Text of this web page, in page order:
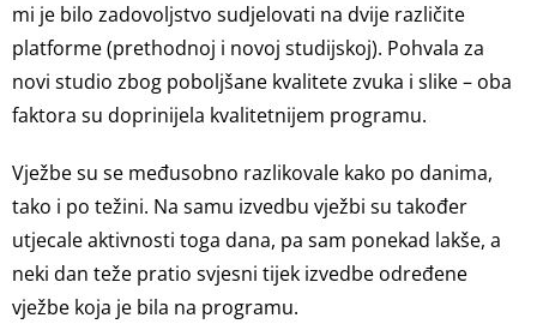
mi je bilo zadovoljstvo sudjelovati na dvije različite
platforme (prethodnoj i novoj studijskoj). Pohvala za
novi studio zbog poboljšane kvalitete zvuka i slike – oba
faktora su doprinijela kvalitetnijem programu.
Vježbe su se međusobno razlikovale kako po danima,
tako i po težini. Na samu izvedbu vježbi su također
utjecale aktivnosti toga dana, pa sam ponekad lakše, a
neki dan teže pratio svjesni tijek izvedbe određene
vježbe koja je bila na programu.